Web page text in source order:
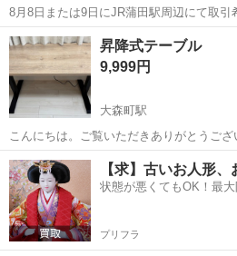
8月8日または9日にJR蒲田駅周辺にて取引希望 2024年3月に購
した。 使用による多少の傷はありますが
せん。 引っ越しのため出品します。 【商品詳細】 デスク：横幅
140cm、奥行60c...
東京 大田区 蓮沼駅 テーブル
昇降式テーブル
9,999円
大森町駅
こんにちは。ご覧いただきありがとうございます。 机 電
幅120cm DST-1200 ブラック 5年前に購入しましたがずっと使いませ
んでしたので 出品します。
東京 大田区 大森町駅 テーブル
【求】古いお人形
状態が悪くてもOK！最
プリフラ